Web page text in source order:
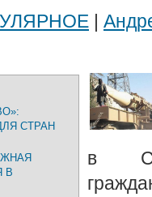
|
СТРАН
В
в